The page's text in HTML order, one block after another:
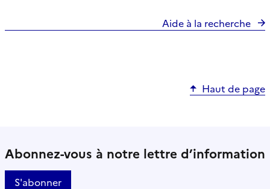
Aide à la recherche
Haut de page
Abonnez-vous à notre lettre d’information
S'abonner